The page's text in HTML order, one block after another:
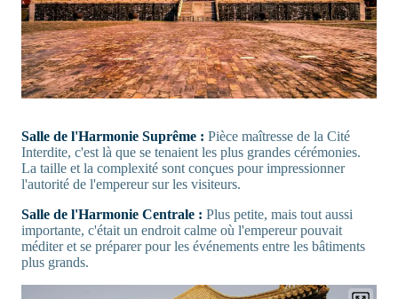
Salle de l'Harmonie Suprême : Pièce maîtresse de la Cité
Interdite, c'est là que se tenaient les plus grandes cérémonies.
La taille et la complexité sont conçues pour impressionner
l'autorité de l'empereur sur les visiteurs.
Salle de l'Harmonie Centrale : Plus petite, mais tout aussi
importante, c'était un endroit calme où l'empereur pouvait
méditer et se préparer pour les événements entre les bâtiments
plus grands.